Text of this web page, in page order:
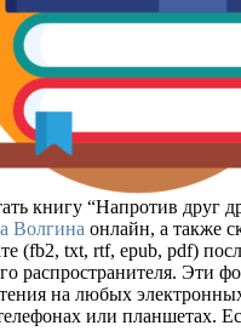
книгу “Напротив друг
Волгина онлайн, а также
(fb2, txt, rtf, epub, pdf)
распространителя. Эти
на любых
или планшетах.